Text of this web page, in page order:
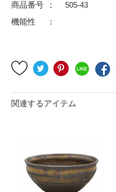
5,000円～9,999円
特集
カラー
機能性
商品番号
505-43
機能性
関連するアイテム